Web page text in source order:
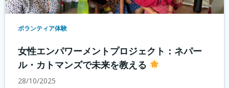
ボランティア体験
女性エンパワーメントプロジェクト：ネパー
ル・カトマンズで未来を教える
28/10/2025